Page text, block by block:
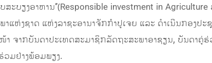
ຽງອາຫານ’’(Responsible investment in
ແຫ່ງຊາດ ແຫ່ງລາຊະອານາຈັກກໍາປູເຈຍ ແລະ ດໍາເນີນກອງປ
ຈາກບັນດາປະເທດສະມາຊິກລັດຖະສະພາອາຊຽນ, ບັນດາຄູ່
ວມຢ່າງພ້ອມພຽງ.